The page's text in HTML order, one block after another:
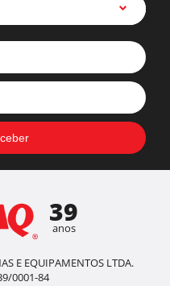
39
anos
E EQUIPAMENTOS LTDA.
0001-84